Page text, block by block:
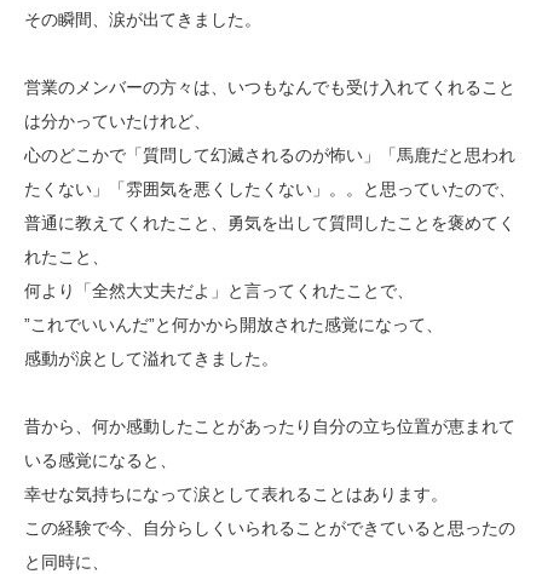
その瞬間、涙が出てきました。
営業のメンバーの方々は、いつもなんでも受け入れてくれること
は分かっていたけれど、
心のどこかで「質問して幻滅されるのが怖い」「馬鹿だと思われ
たくない」「雰囲気を悪くしたくない」。。と思っていたので、
普通に教えてくれたこと、勇気を出して質問したことを褒めてく
れたこと、
何より「全然大丈夫だよ」と言ってくれたことで、
”これでいいんだ”と何かから開放された感覚になって、
感動が涙として溢れてきました。
昔から、何か感動したことがあったり自分の立ち位置が恵まれて
いる感覚になると、
幸せな気持ちになって涙として表れることはあります。
この経験で今、自分らしくいられることができていると思ったの
と同時に、